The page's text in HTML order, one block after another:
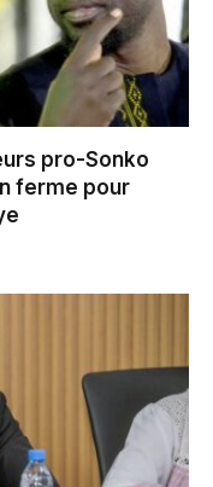
pro-Sonko
ferme pour